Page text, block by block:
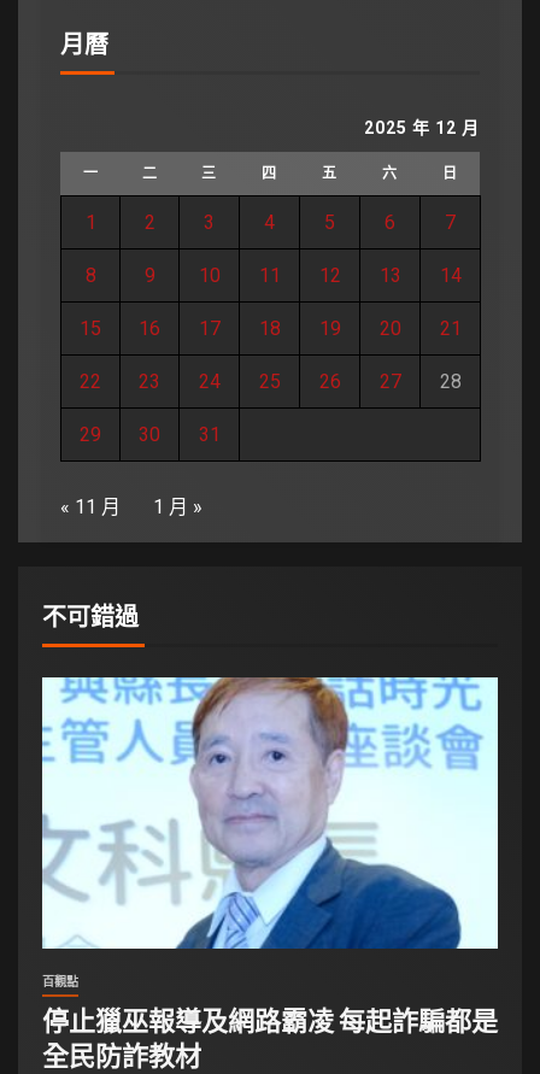
月曆
2025 年 12 月
一 二 三 四 五 六 日
1 2 3 4 5 6 7
8 9 10 11 12 13 14
15 16 17 18 19 20 21
22 23 24 25 26 27 28
29 30 31
« 11 月 1 月 »
不可錯過
百觀點
停止獵巫報導及網路霸凌 每起詐騙都是
全民防詐教材